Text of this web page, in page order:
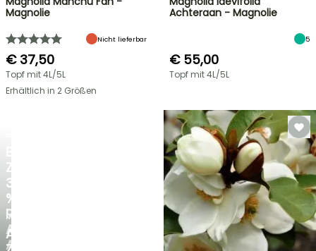
ZU
30
%
RABATT
AUF
AUSGEWÄHLTE
NEU
AGAPANTHUS
Magnolie
Nicht lieferbar
€ 37,50
Topf mit 4L/5L
Erhältlich in 2 Größen
Achteraan - Magnolie
5
€ 55,00
Topf mit 4L/5L